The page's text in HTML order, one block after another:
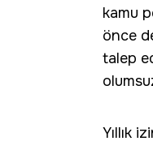
kamu
önce
talep
Yıllık